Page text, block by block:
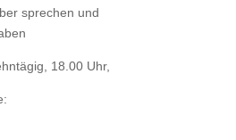
sprechen und
18.00 Uhr,